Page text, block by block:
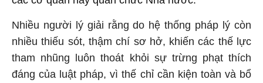
Nhiều người lý giải rằng do hệ thống pháp lý còn
nhiều thiếu sót, thậm chí sơ hở, khiến các thế lực
tham nhũng luôn thoát khỏi sự trừng phạt thích
đáng của luật pháp, vì thế chỉ cần kiện toàn và bổ